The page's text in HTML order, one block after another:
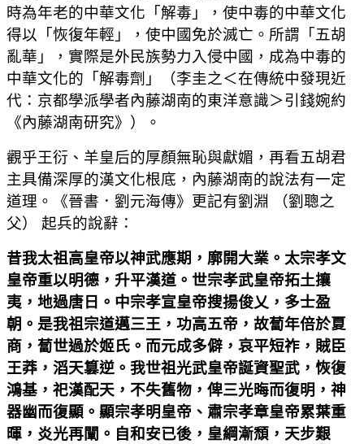
時為年老的中華文化「解毒」，使中毒的中華文化
得以「恢復年輕」，使中國免於滅亡。所謂「五胡
亂華」，實際是外民族勢力入侵中國，成為中毒的
中華文化的「解毒劑」（李圭之＜在傳統中發現近
代：京都學派學者內藤湖南的東洋意識＞引錢婉約
《內藤湖南研究》）。
觀乎王衍、羊皇后的厚顏無恥與獻媚，再看五胡君
主具備深厚的漢文化根底，內藤湖南的說法有一定
道理。《晉書．劉元海傳》更記有劉淵 （劉聰之
父） 起兵的說辭：
昔我太祖高皇帝以神武應期，廓開大業。太宗孝文
皇帝重以明德，升平漢道。世宗孝武皇帝拓土攘
夷，地過唐日。中宗孝宣皇帝搜揚俊乂，多士盈
朝。是我祖宗道邁三王，功高五帝，故蔔年倍於夏
商，蔔世過於姬氏。而元成多僻，哀平短祚，賊臣
王莽，滔天篡逆。我世祖光武皇帝誕資聖武，恢復
鴻基，祀漢配天，不失舊物，俾三光晦而復明，神
器幽而復顯。顯宗孝明皇帝、肅宗孝章皇帝累葉重
暉，炎光再闡。自和安已後，皇綱漸頹，天步艱